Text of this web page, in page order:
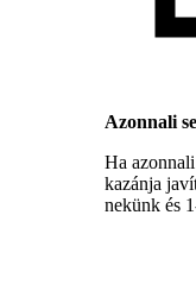
Azonnali
Ha
kazánja
nekünk és